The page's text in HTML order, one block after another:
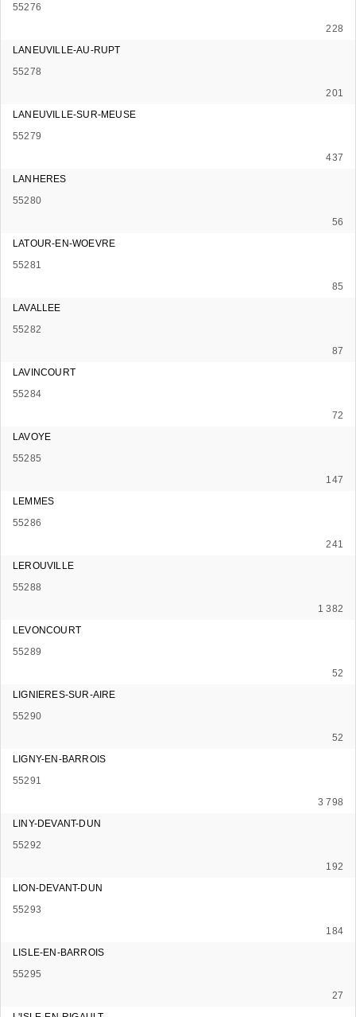
55276
228
LANEUVILLE-AU-RUPT
55278
201
LANEUVILLE-SUR-MEUSE
55279
437
LANHERES
55280
56
LATOUR-EN-WOEVRE
55281
85
LAVALLEE
55282
87
LAVINCOURT
55284
72
LAVOYE
55285
147
LEMMES
55286
241
LEROUVILLE
55288
1 382
LEVONCOURT
55289
52
LIGNIERES-SUR-AIRE
55290
52
LIGNY-EN-BARROIS
55291
3 798
LINY-DEVANT-DUN
55292
192
LION-DEVANT-DUN
55293
184
LISLE-EN-BARROIS
55295
27